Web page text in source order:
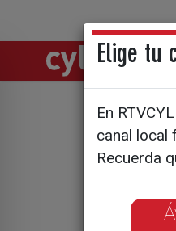
Elige tu
En
canal local
Recuerda